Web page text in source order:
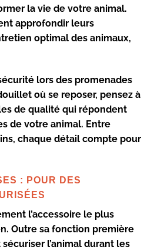
la vie de votre animal.
approfondir leurs
optimal des animaux,
lors des promenades
où se reposer, pensez à
de qualité qui répondent
de votre animal. Entre
chaque détail compte pour
: POUR DES
l’accessoire le plus
Outre sa fonction première
l’animal durant les